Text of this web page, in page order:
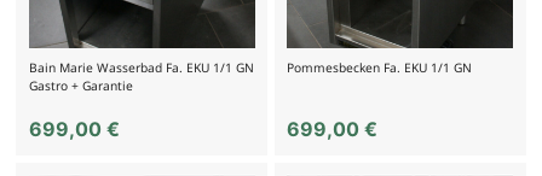
Bain Marie Wasserbad Fa. EKU 1/1 GN
Gastro + Garantie
699,00 €
Pommesbecken Fa. EKU 1/1 GN
699,00€